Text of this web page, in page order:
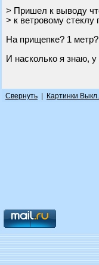
> Пришел к выводу
> к ветровому
На прищепке? 1 метр?
И насколько я знаю,
Свернуть Картинки Выкл.